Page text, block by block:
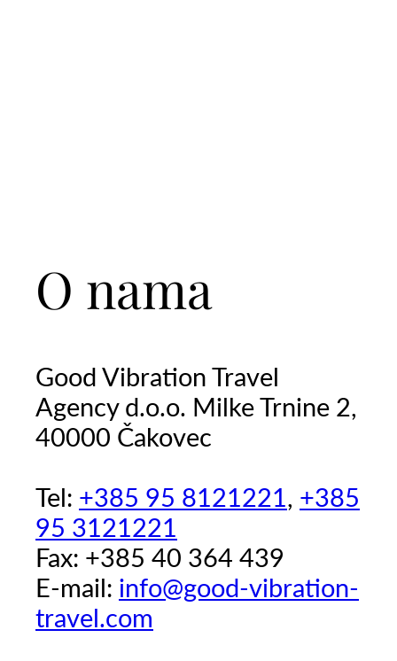
O nama
Good Vibration Travel
Agency d.o.o. Milke Trnine 2,
40000 Čakovec
Tel: +385 95 8121221 , +385
95 3121221
Fax: +385 40 364 439
E-mail: info@good-vibration-
travel.com